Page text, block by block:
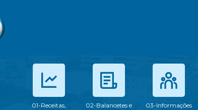
01-Receitas,
02-Balancetes e
03-Informações